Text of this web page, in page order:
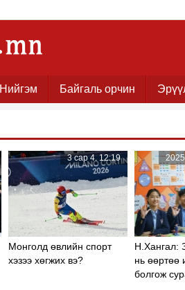
Нийгэм Байгаль орчин
Монголд өвлийн спорт
хэзээ хөгжих вэ?
3 сар 4. 12:19
Н.Хангал:
нь өөртөө
болгож